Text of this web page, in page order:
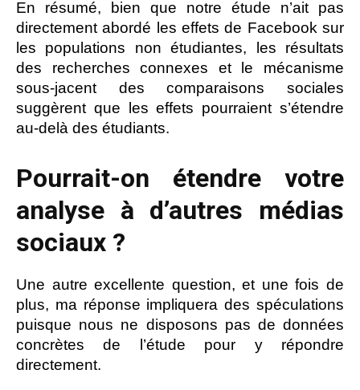
En résumé, bien que notre étude n’ait pas
directement abordé les effets de Facebook sur
les populations non étudiantes, les résultats
des recherches connexes et le mécanisme
sous-jacent des comparaisons sociales
suggèrent que les effets pourraient s’étendre
au-delà des étudiants.
Pourrait-on étendre votre
analyse à d’autres médias
sociaux ?
Une autre excellente question, et une fois de
plus, ma réponse impliquera des spéculations
puisque nous ne disposons pas de données
concrètes de l’étude pour y répondre
directement.